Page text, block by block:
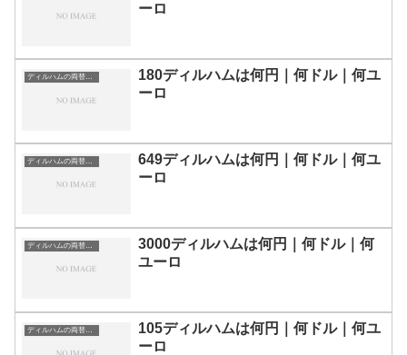
ーロ
ディルハムの両替目安
180ディルハムは何円｜何ドル｜何ユ
ーロ
ディルハムの両替目安
649ディルハムは何円｜何ドル｜何ユ
ーロ
ディルハムの両替目安
3000ディルハムは何円｜何ドル｜何
ユーロ
ディルハムの両替目安
105ディルハムは何円｜何ドル｜何ユ
ーロ